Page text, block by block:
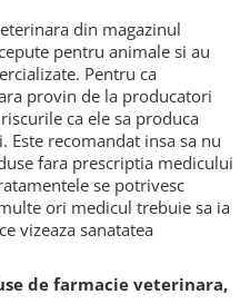
din magazinul
pentru animale si au
Pentru ca
provin de la producatori
ca ele sa produca
Este recomandat insa sa nu
fara prescriptia medicului
se potrivesc
ori medicul trebuie sa ia
vizeaza sanatatea
de farmacie veterinara,